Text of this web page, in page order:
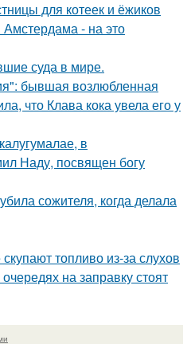
для котеек и ёжиков
Амстердама - на это
суда в мире.
бывшая возлюбленная
что Клава кока увела его у
в
Наду, посвящен богу
сожителя, когда делала
топливо из-за слухов
на заправку стоят